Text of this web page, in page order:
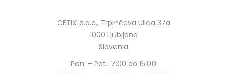
CETIX d.o.o., Trpinčeva ulica 37a
1000 Ljubljana
Slovenia
Pon. – Pet.: 7:00 do 15:00